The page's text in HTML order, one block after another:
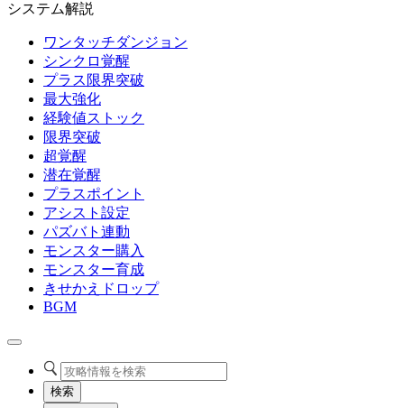
システム解説
ワンタッチダンジョン
シンクロ覚醒
プラス限界突破
最大強化
経験値ストック
限界突破
超覚醒
潜在覚醒
プラスポイント
アシスト設定
パズバト連動
モンスター購入
モンスター育成
きせかえドロップ
BGM
検索